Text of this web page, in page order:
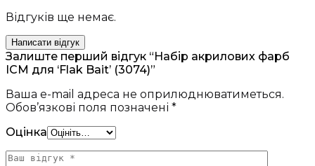
Відгуків ще немає.
Написати відгук
Залиште перший відгук “Набір акрилових фарб
ICM для ‘Flak Bait’ (3074)”
Ваша e-mail адреса не оприлюднюватиметься.
Обов’язкові поля позначені *
Оцінка